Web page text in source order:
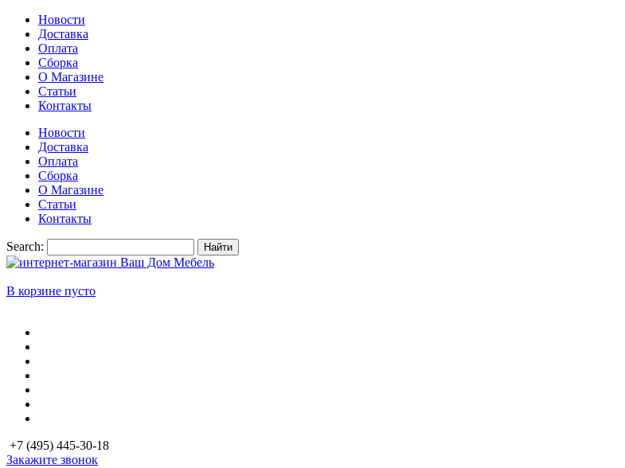
Новости
Доставка
Оплата
Сборка
О Магазине
Статьи
Контакты
Новости
Доставка
Оплата
Сборка
О Магазине
Статьи
Контакты
Search: Найти
В корзине пусто
+7 (495) 445-30-18
Закажите звонок